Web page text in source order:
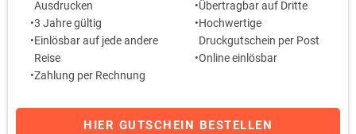
Ausdrucken
3 Jahre gültig
Einlösbar auf jede andere
Reise
Zahlung per Rechnung
Übertragbar auf Dritte
Hochwertige
Druckgutschein per Post
Online einlösbar
HIER GUTSCHEIN BESTELLEN